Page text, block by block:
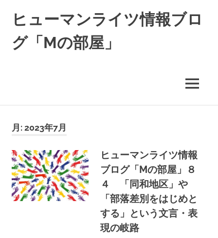
ヒューマンライツ情報ブロ
グ「Mの部屋」
た
が
尊
重
さ
れ
る
MENU
月:2023年7月
ヒューマンライツ情報
ブログ「Mの部屋」８
４ 「同和地区」や
「部落差別をはじめと
する」という文言・表
現の岐路